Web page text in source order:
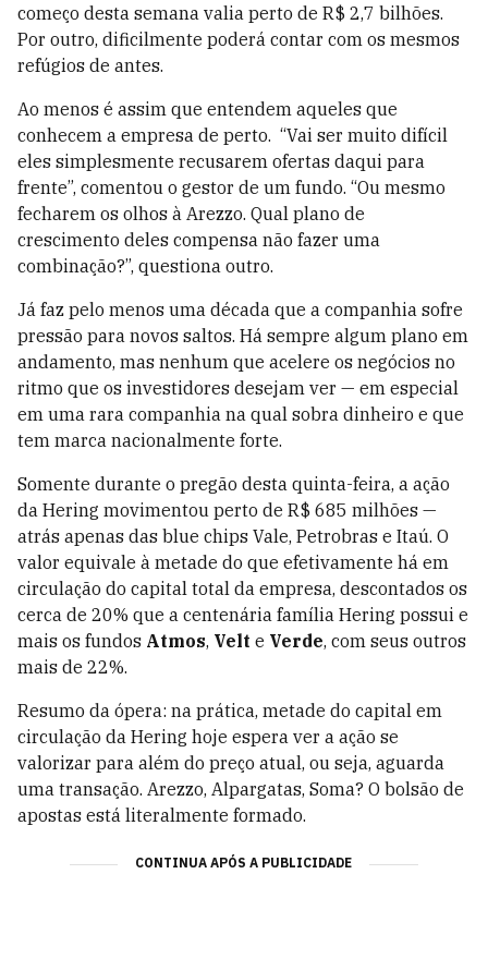
começo desta semana valia perto de R$ 2,7 bilhões.
Por outro, dificilmente poderá contar com os mesmos
refúgios de antes.
Ao menos é assim que entendem aqueles que
conhecem a empresa de perto. “Vai ser muito difícil
eles simplesmente recusarem ofertas daqui para
frente”, comentou o gestor de um fundo. “Ou mesmo
fecharem os olhos à Arezzo. Qual plano de
crescimento deles compensa não fazer uma
combinação?”, questiona outro.
Já faz pelo menos uma década que a companhia sofre
pressão para novos saltos. Há sempre algum plano em
andamento, mas nenhum que acelere os negócios no
ritmo que os investidores desejam ver — em especial
em uma rara companhia na qual sobra dinheiro e que
tem marca nacionalmente forte.
Somente durante o pregão desta quinta-feira, a ação
da Hering movimentou perto de R$ 685 milhões —
atrás apenas das blue chips Vale, Petrobras e Itaú. O
valor equivale à metade do que efetivamente há em
circulação do capital total da empresa, descontados os
cerca de 20% que a centenária família Hering possui e
mais os fundos Atmos, Velt e Verde, com seus outros
mais de 22%.
Resumo da ópera: na prática, metade do capital em
circulação da Hering hoje espera ver a ação se
valorizar para além do preço atual, ou seja, aguarda
uma transação. Arezzo, Alpargatas, Soma? O bolsão de
apostas está literalmente formado.
CONTINUA APÓS A PUBLICIDADE